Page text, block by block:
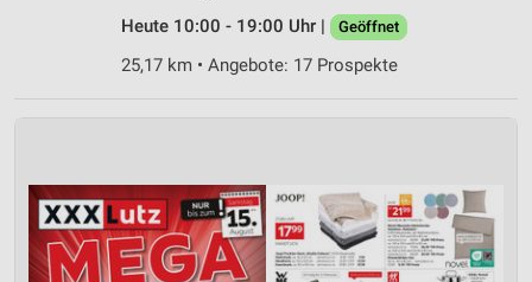
Heute 10:00 - 19:00 Uhr |
Geöffnet
25,17 km • Angebote: 17 Prospekte